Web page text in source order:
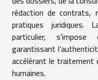
rédaction de contrats,
pratiques juridiques.
particulier,
garantissant
accélérant le
humaines.